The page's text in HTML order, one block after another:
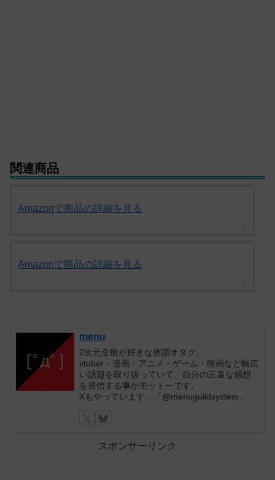
関連商品
Amazonで商品の詳細を見る
Amazonで商品の詳細を見る
menu
2次元全般が好きな所謂オタク。
vtuber・漫画・アニメ・ゲーム・映画など幅広
い話題を取り扱っていて、自分の正直な感想
を発信する事がモットーです。
Xもやっています。「@menuguildsystem」
スポンサーリンク